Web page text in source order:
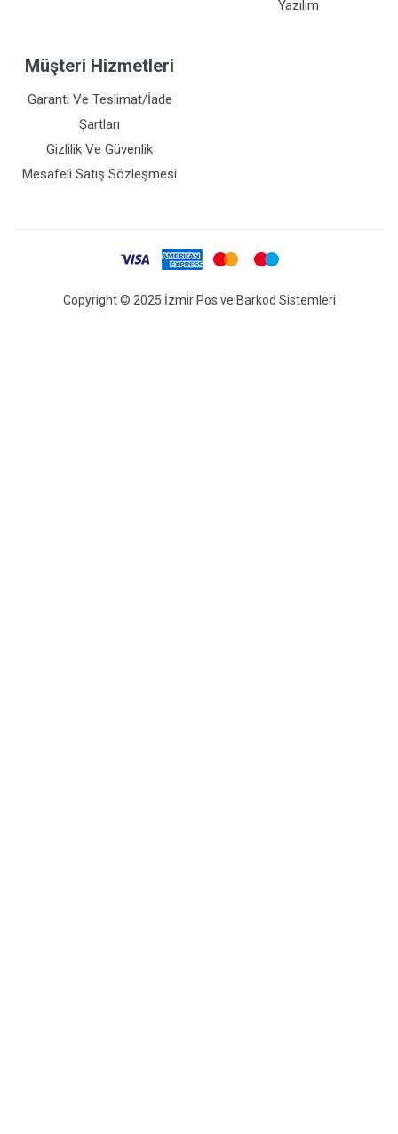
Yazılım
Müşteri Hizmetleri
Garanti Ve Teslimat/İade
Şartları
Gizlilik Ve Güvenlik
Mesafeli Satış Sözleşmesi
Copyright © 2025 İzmir Pos ve Barkod Sistemleri